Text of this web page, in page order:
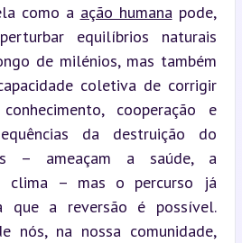
como a ação humana pode,
equilíbrios naturais
de milénios, mas também
coletiva de corrigir
cooperação e
da destruição do
– ameaçam a saúde, a
clima – mas o percurso já
que a reversão é possível.
nós, na nossa comunidade,